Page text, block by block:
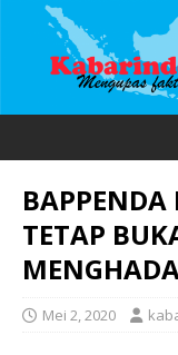
BAPPENDA
TETAP
Mei 2, 2020